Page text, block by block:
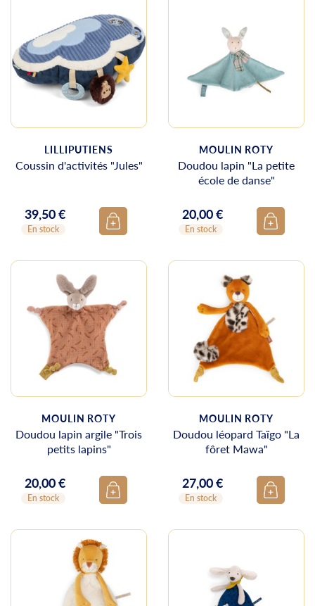
LILLIPUTIENS
Coussin d'activités "Jules"
Prix
39,50 €
En stock
MOULIN ROTY
Doudou lapin "La petite
école de danse"
Prix
20,00 €
En stock
MOULIN ROTY
Doudou lapin argile "Trois
petits lapins"
Prix
20,00 €
En stock
MOULIN ROTY
Doudou léopard Taïgo "La
fôret Mawa"
Prix
27,00 €
En stock